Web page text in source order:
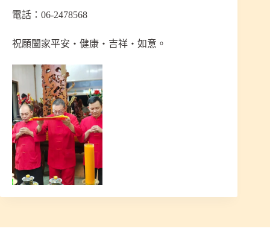
電話：06-2478568
祝願闔家平安‧健康‧吉祥‧如意。